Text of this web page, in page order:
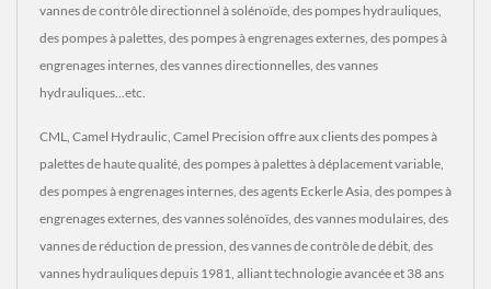
vannes de contrôle directionnel à solénoïde, des pompes hydrauliques,
des pompes à palettes, des pompes à engrenages externes, des pompes à
engrenages internes, des vannes directionnelles, des vannes
hydrauliques...etc.
CML, Camel Hydraulic, Camel Precision offre aux clients des pompes à
palettes de haute qualité, des pompes à palettes à déplacement variable,
des pompes à engrenages internes, des agents Eckerle Asia, des pompes à
engrenages externes, des vannes solénoïdes, des vannes modulaires, des
vannes de réduction de pression, des vannes de contrôle de débit, des
vannes hydrauliques depuis 1981, alliant technologie avancée et 38 ans